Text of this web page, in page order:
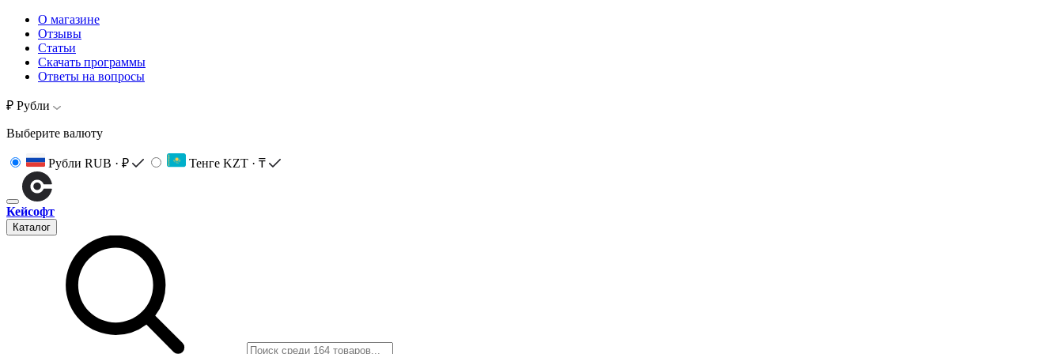
О магазине
Отзывы
Статьи
Скачать программы
Ответы на вопросы
₽ Рубли
Выберите валюту
Рубли RUB · ₽ Тенге KZT · ₸
Кейсофт
Каталог